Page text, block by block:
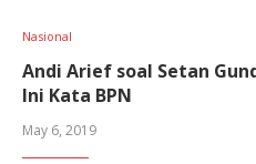
Nasional
Andi Arief soal Setan
Ini Kata BPN
May 6, 2019